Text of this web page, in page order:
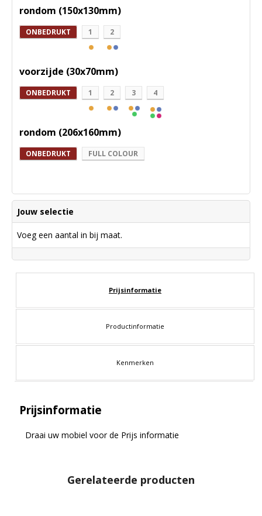
rondom (150x130mm)
ONBEDRUKT 1 2
voorzijde (30x70mm)
ONBEDRUKT 1 2 3 4
rondom (206x160mm)
ONBEDRUKT FULL COLOUR
Jouw selectie
Voeg een aantal in bij maat.
Prijsinformatie
Productinformatie
Kenmerken
Prijsinformatie
Draai uw mobiel voor de Prijs informatie
Gerelateerde producten